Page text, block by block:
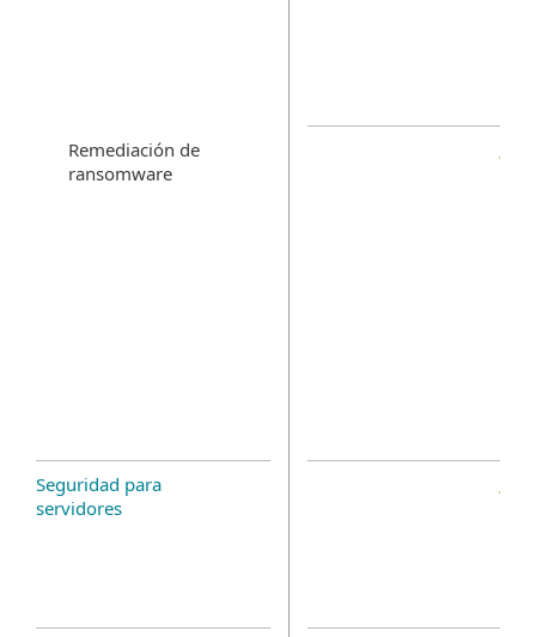
Remediación de
ransomware
Seguridad para
servidores